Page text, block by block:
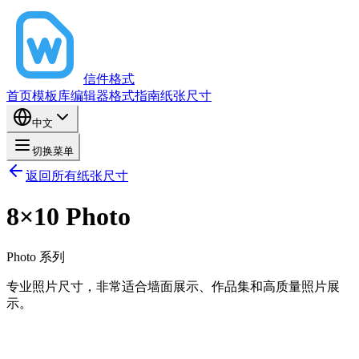
信件格式
首页模板库编辑器格式指南纸张尺寸
中文
切换菜单
返回所有纸张尺寸
8×10 Photo
Photo 系列
专业照片尺寸，非常适合墙面展示、作品集和高质量照片展
示。